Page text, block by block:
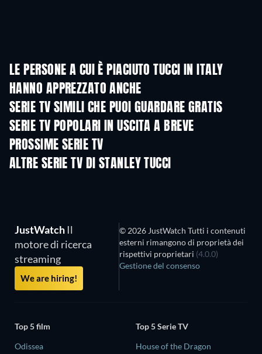
LE PERSONE A CUI È PIACIUTO TUCCI IN ITALY
HANNO APPREZZATO ANCHE
TV
SERIE TV SIMILI CHE PUOI GUARDARE GRATIS
TV
SERIE TV POPOLARI IN USCITA A BREVE
TV TV
PROSSIME SERIE TV
Stagione 1
ALTRE SERIE TV DI STANLEY TUCCI
TV
JustWatch Il
motore di ricerca
streaming
We are hiring!
© 2026 JustWatch Tutti i contenuti
esterni rimangono di proprietà dei
rispettivi proprietari (4.0.0)
Gestione del consenso
Top 5 film
Odissea
Top 5 Serie TV
House of the Dragon